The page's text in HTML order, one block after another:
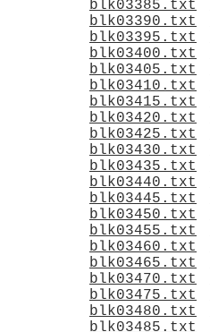
blk03385.txt
blk03390.txt
blk03395.txt
blk03400.txt
blk03405.txt
blk03410.txt
blk03415.txt
blk03420.txt
blk03425.txt
blk03430.txt
blk03435.txt
blk03440.txt
blk03445.txt
blk03450.txt
blk03455.txt
blk03460.txt
blk03465.txt
blk03470.txt
blk03475.txt
blk03480.txt
blk03485.txt